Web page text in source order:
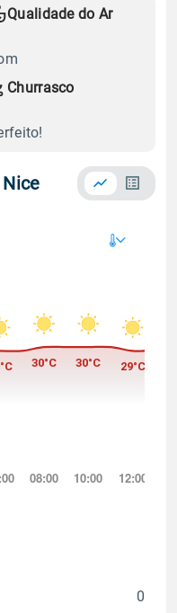
Qualidade do Ar
Churrasco
0